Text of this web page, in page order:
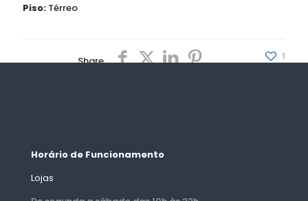
Piso: Térreo
Share 1
Horário de Funcionamento
Lojas